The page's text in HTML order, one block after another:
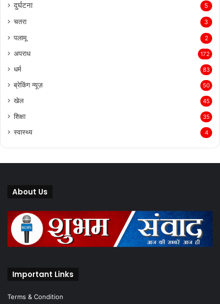
दुर्घटना 5
चतरा 3
पलामू 2
अपराध 172
धर्म 83
ब्रेकिंग न्यूज़ 50
खेल 45
शिक्षा 35
स्वास्थ्य 4
About Us
Important Links
Terms & Condition